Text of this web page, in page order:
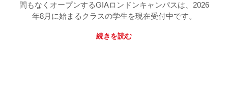
間もなくオープンするGIAロンドンキャンパスは、2026
年8月に始まるクラスの学生を現在受付中です。
続きを読む